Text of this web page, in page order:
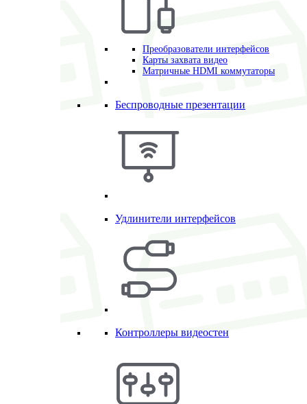
Преобразователи интерфейсов
Карты захвата видео
Матричные HDMI коммутаторы
Беспроводные презентации
Удлинители интерфейсов
Контроллеры видеостен